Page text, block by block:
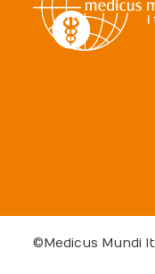
©Medicus Mundi